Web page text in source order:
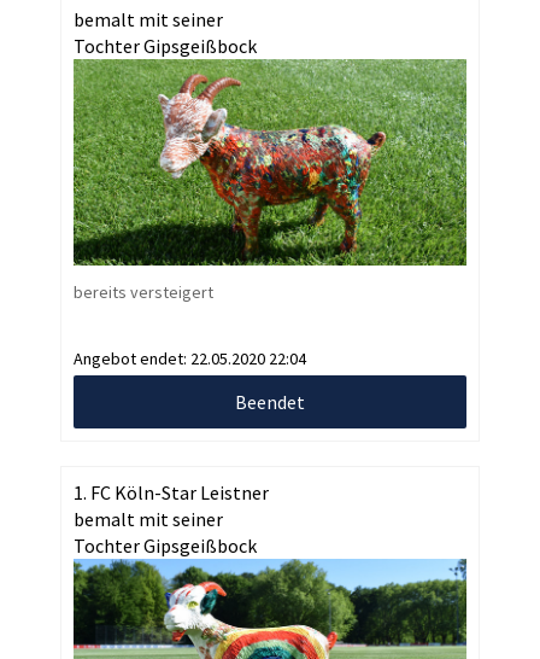
bemalt mit seiner
Tochter Gipsgeißbock
bereits versteigert
Angebot endet: 22.05.2020 22:04
Beendet
1. FC Köln-Star Leistner
bemalt mit seiner
Tochter Gipsgeißbock